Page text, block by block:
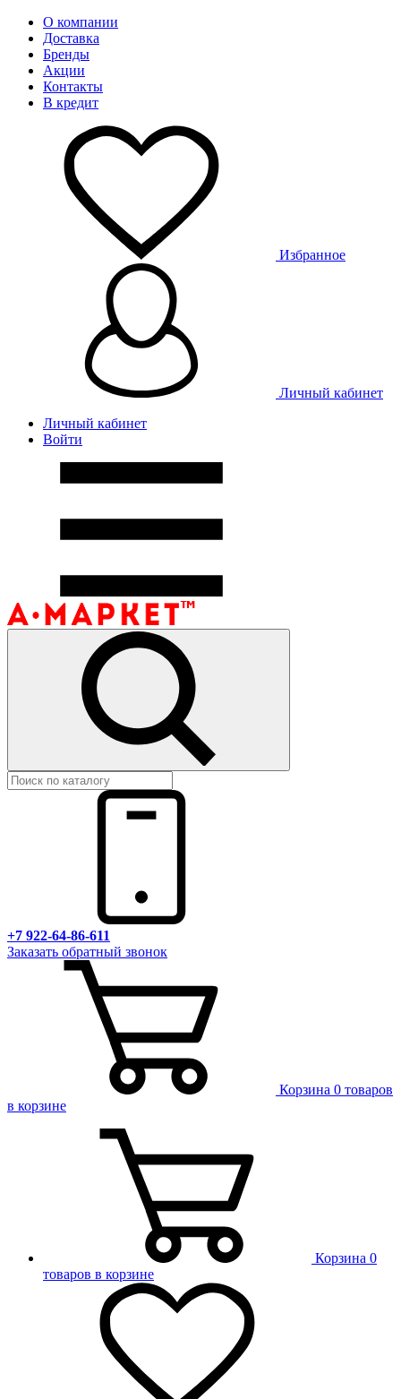
О компании
Доставка
Бренды
Акции
Контакты
В кредит
Избранное
Личный кабинет
Личный кабинет
Войти
+7 922-64-86-611
Заказать обратный звонок
Корзина 0 товаров
в корзине
Корзина 0
товаров в корзине